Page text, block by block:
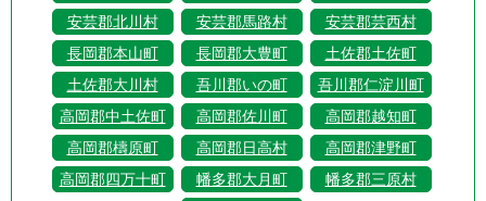
安芸郡北川村
安芸郡馬路村
安芸郡芸西村
長岡郡本山町
長岡郡大豊町
土佐郡土佐町
土佐郡大川村
吾川郡いの町
吾川郡仁淀川町
高岡郡中土佐町
高岡郡佐川町
高岡郡越知町
高岡郡檮原町
高岡郡日高村
高岡郡津野町
高岡郡四万十町
幡多郡大月町
幡多郡三原村